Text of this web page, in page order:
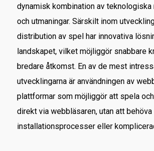
dynamisk kombination av teknologiska
och utmaningar. Särskilt inom
distribution av spel har innovativa
landskapet, vilket möjliggör snabbare
bredare åtkomst. En av de mest
utvecklingarna är användningen av
plattformar som möjliggör att spela
direkt via webbläsaren, utan att behöva
installationsprocesser eller